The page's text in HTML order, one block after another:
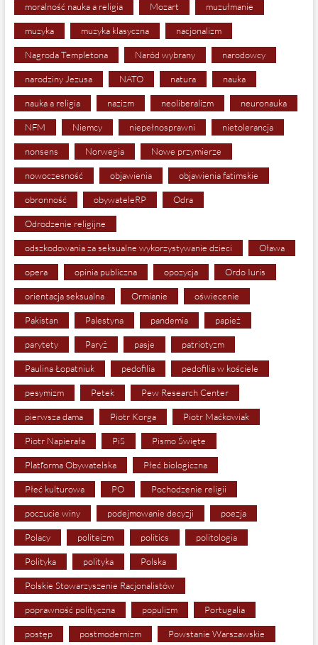
moralność nauka a religia Mozart muzułmanie
muzyka muzyka klasyczna nacjonalizm
Nagroda Templetona Naród wybrany narodowcy
narodziny Jezusa NATO natura nauka
nauka a religia nazizm neoliberalizm neuronauka
NFM Niemcy niepełnosprawni nietolerancja
nonsens Norwegia Nowe przymierze
nowoczesność objawienia objawienia fatimskie
obronność obywateleRP Odra
Odrodzenie religijne
odszkodowania za seksualne wykorzystywanie dzieci Oława
opera opinia publiczna opozycja Ordo Iuris
orientacja seksualna Ormianie oświecenie
Pakistan Palestyna pandemia papież
parytety Paryż pasje patriotyzm
Paulina Łopatniuk pedofilia pedofilia w kościele
pesymizm Petek Pew Research Center
pierwsza dama Piotr Korga Piotr Maćkowiak
Piotr Napierała PiS Pismo Święte
Platforma Obywatelska Płeć biologiczna
Płeć kulturowa PO Pochodzenie religii
poczucie winy podejmowanie decyzji poezja
Polacy politeizm politics politologia
Polityka polityka Polska
Polskie Stowarzyszenie Racjonalistów
poprawność polityczna populizm Portugalia
postęp postmodernizm Powstanie Warszawskie